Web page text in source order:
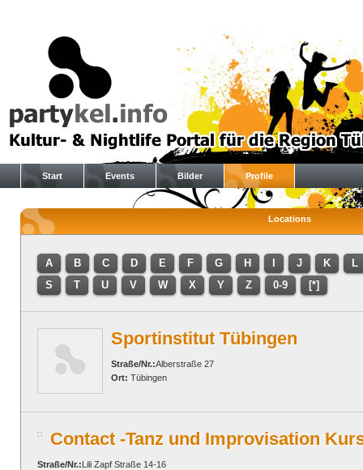
Start Events Bilder Profile
Locations
A B C D E F G H J K
L
S
T U V W X Y Z 0-9 [*]
Sportinstitut Tübingen
Straße/Nr.:Alberstraße 27
Ort: Tübingen
Contact -Tanz und Improvisation
Straße/Nr.:Lili Zapf Straße 14-16